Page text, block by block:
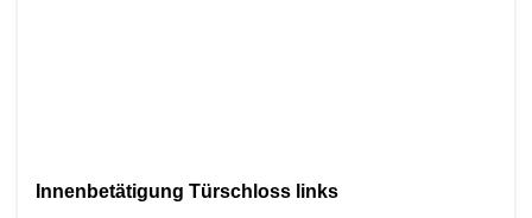
Innenbetätigung Türschloss links